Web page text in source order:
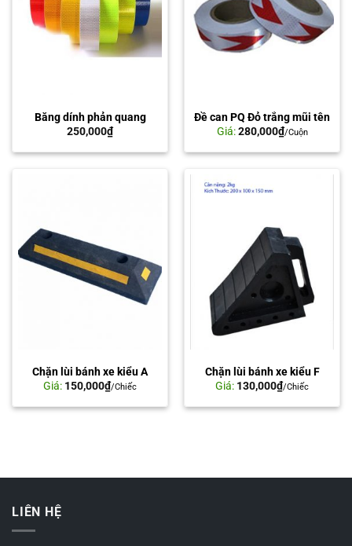
Băng dính phản quang
250,000₫
Đề can PQ Đỏ trắng mũi tên
Giá:280,000₫/Cuộn
Chặn lùi bánh xe kiểu A
Giá: 150,000₫/Chiếc
Chặn lùi bánh xe kiểu F
Giá: 130,000₫/Chiếc
LIÊN HỆ